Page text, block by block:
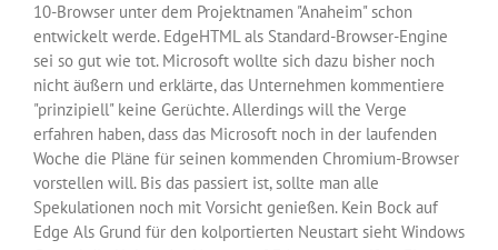
10-Browser unter dem Projektnamen "Anaheim" schon
entwickelt werde. EdgeHTML als Standard-Browser-Engine
sei so gut wie tot. Microsoft wollte sich dazu bisher noch
nicht äußern und erklärte, das Unternehmen kommentiere
"prinzipiell" keine Gerüchte. Allerdings will the Verge
erfahren haben, dass das Microsoft noch in der laufenden
Woche die Pläne für seinen kommenden Chromium-Browser
vorstellen will. Bis das passiert ist, sollte man alle
Spekulationen noch mit Vorsicht genießen. Kein Bock auf
Edge Als Grund für den kolportierten Neustart sieht Windows